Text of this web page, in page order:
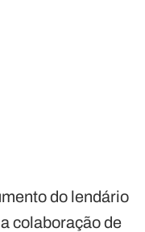
do lendário
colaboração de